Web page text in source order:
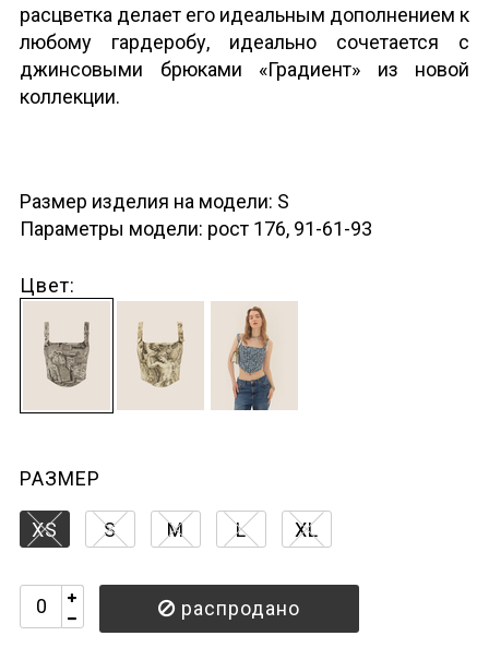
расцветка делает его идеальным дополнением к
любому гардеробу, идеально сочетается с
джинсовыми брюками «Градиент» из новой
коллекции.
Размер изделия на модели: S
Параметры модели: рост 176, 91-61-93
Цвет:
РАЗМЕР
XS S M L XL
распродано